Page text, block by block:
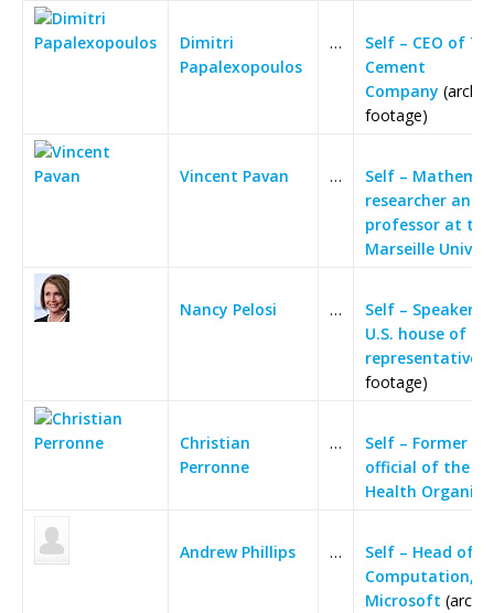
Dimitri
Papalexopoulos
…
Self – CEO of
Cement
Company
footage)
Vincent Pavan …
Self –
researcher and
professor at the
Marseille
Nancy Pelosi …
Self – Speaker
U.S. house of
representatives
footage)
Christian
Perronne
…
Self – Former
official of the
Health
Andrew Phillips …
Self – Head of
Computation,
Microsoft